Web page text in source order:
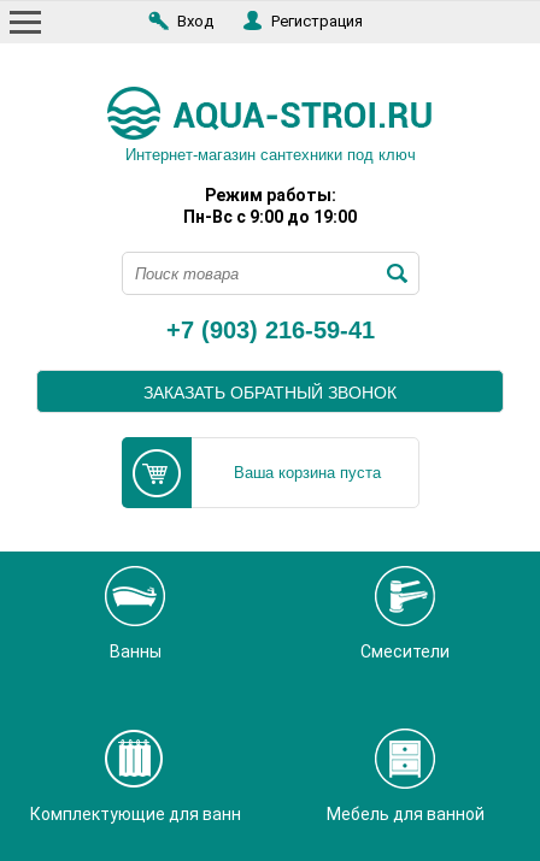
Вход Регистрация
Интернет-магазин сантехники под ключ
Режим работы:
Пн-Вс с 9:00 до 19:00
+7 (903) 216-59-41
ЗАКАЗАТЬ ОБРАТНЫЙ ЗВОНОК
Ваша корзина пуста
Ванны Смесители
Комплектующие для ванн Мебель для ванной